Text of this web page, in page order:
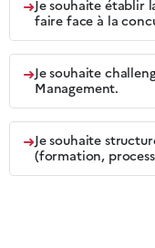
➜Je souhaite établir
faire face à la
➜Je souhaite
Management.
➜Je souhaite
(formation,